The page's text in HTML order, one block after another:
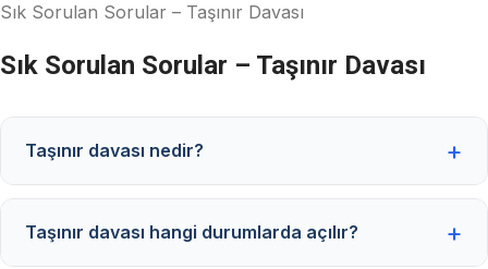
Sık Sorulan Sorular – Taşınır Davası
Sık Sorulan Sorular – Taşınır Davası
Taşınır davası nedir?
Taşınır davası hangi durumlarda açılır?